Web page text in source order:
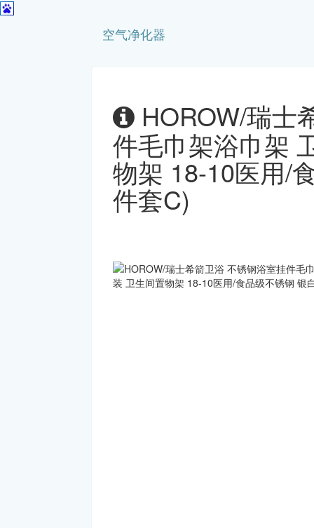
空气净化器
HOROW/瑞士
件毛巾架浴巾架
物架 18-10医用/
件套C)